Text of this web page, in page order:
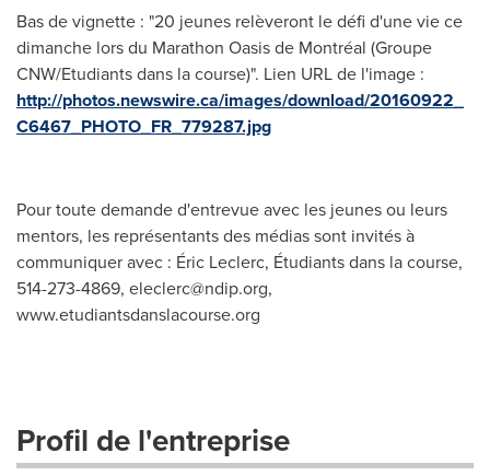
Bas de vignette : "20 jeunes relèveront le défi d'une vie ce
dimanche lors du Marathon Oasis de Montréal (Groupe
CNW/Etudiants dans la course)". Lien URL de l'image :
http://photos.newswire.ca/images/download/20160922_
C6467_PHOTO_FR_779287.jpg
Pour toute demande d'entrevue avec les jeunes ou leurs
mentors, les représentants des médias sont invités à
communiquer avec : Éric Leclerc, Étudiants dans la course,
514-273-4869, eleclerc@ndip.org,
www.etudiantsdanslacourse.org
Profil de l'entreprise